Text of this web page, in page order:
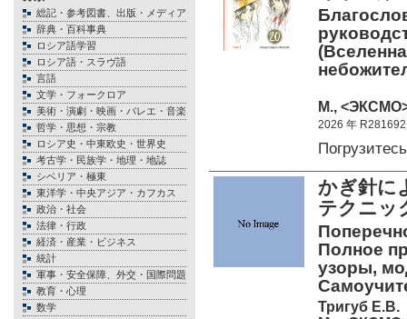
総記・参考図書、出版・メディア
辞典・百科事典
ロシア語学習
ロシア語・スラヴ語
言語
文学・フォークロア
美術・演劇・映画・バレエ・音楽
哲学・思想・宗教
ロシア史・中東欧史・世界史
考古学・民族学・地理・地誌
シベリア・極東
東洋学・中央アジア・カフカス
政治・社会
法律・行政
経済・産業・ビジネス
統計
軍事・安全保障、外交・国際問題
教育・心理
数学
М.,
2026 年 R281692
かぎ針
テクニ
Полное
узоры,
Тригуб Е.В.